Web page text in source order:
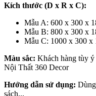
Kích thước (D x R x C):
Mẫu A: 600 x 300 x
Mẫu B: 800 x 300 x
Mẫu C: 1000 x 300 x
Màu sắc: Khách hàng tùy ý
Nội Thất 360 Decor
Hướng dẫn sử dụng:
sách...